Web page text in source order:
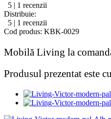
5 | 1 recenzii
Distribuie:
5 | 1 recenzii
Cod produs: KBK-0029
Mobilă Living la
Produsul prezentat este